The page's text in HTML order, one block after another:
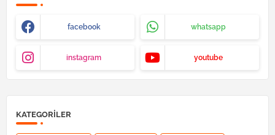
facebook whatsapp
instagram youtube
KATEGORILER